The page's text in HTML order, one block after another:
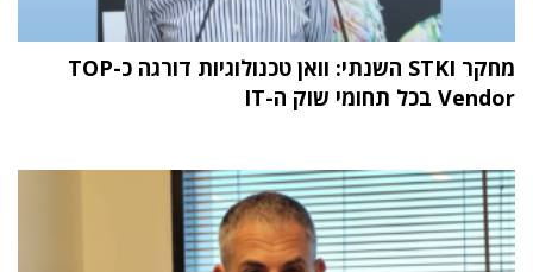
מחקר STKI השנתי: וואן טכנולוגיות דורגה כ-TOP
Vendor בכל תחומי שוק ה-IT